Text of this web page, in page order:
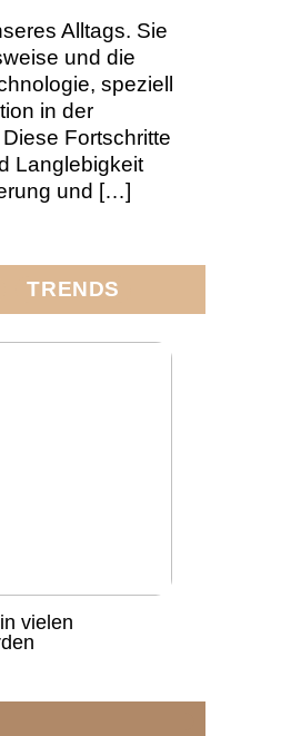
Alltags. Sie
und die
speziell
in der
Fortschritte
Langlebigkeit
und […]
TRENDS
vielen